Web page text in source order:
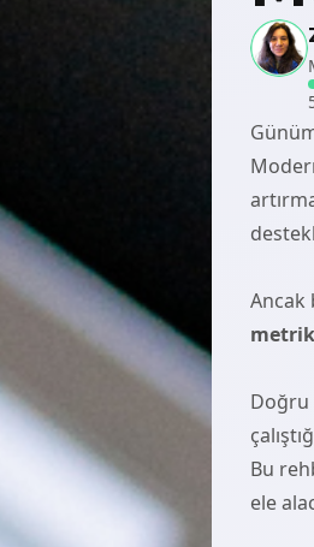
Ancak
Doğru
Bu
ele